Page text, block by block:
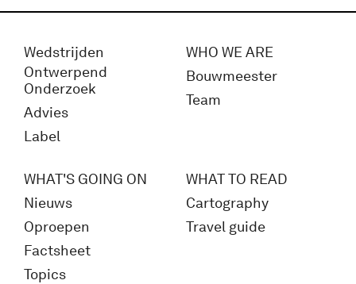
Wedstrijden
Ontwerpend
Onderzoek
Advies
Label
WHO WE ARE
Bouwmeester
Team
WHAT'S GOING ON
Nieuws
Oproepen
Factsheet
Topics
WHAT TO READ
Cartography
Travel guide